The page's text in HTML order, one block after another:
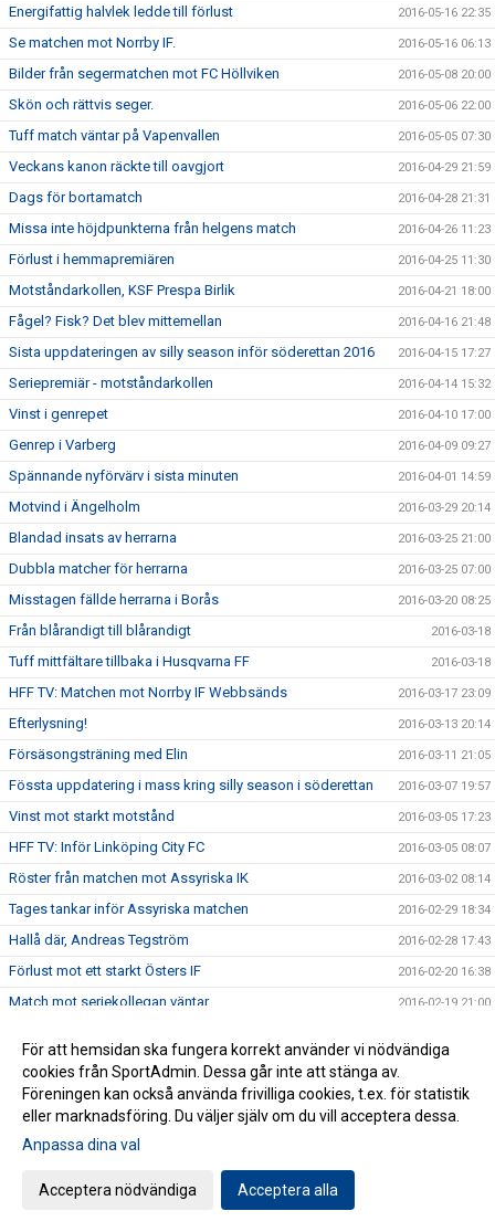
Energifattig halvlek ledde till förlust 2016-05-16 22:35
Se matchen mot Norrby IF. 2016-05-16 06:13
Bilder från segermatchen mot FC Höllviken 2016-05-08 20:00
Skön och rättvis seger. 2016-05-06 22:00
Tuff match väntar på Vapenvallen 2016-05-05 07:30
Veckans kanon räckte till oavgjort 2016-04-29 21:59
Dags för bortamatch 2016-04-28 21:31
Missa inte höjdpunkterna från helgens match 2016-04-26 11:23
Förlust i hemmapremiären 2016-04-25 11:30
Motståndarkollen, KSF Prespa Birlik 2016-04-21 18:00
Fågel? Fisk? Det blev mittemellan 2016-04-16 21:48
Sista uppdateringen av silly season inför söderettan 2016 2016-04-15 17:27
Seriepremiär - motståndarkollen 2016-04-14 15:32
Vinst i genrepet 2016-04-10 17:00
Genrep i Varberg 2016-04-09 09:27
Spännande nyförvärv i sista minuten 2016-04-01 14:59
Motvind i Ängelholm 2016-03-29 20:14
Blandad insats av herrarna 2016-03-25 21:00
Dubbla matcher för herrarna 2016-03-25 07:00
Misstagen fällde herrarna i Borås 2016-03-20 08:25
Från blårandigt till blårandigt 2016-03-18
Tuff mittfältare tillbaka i Husqvarna FF 2016-03-18
HFF TV: Matchen mot Norrby IF Webbsänds 2016-03-17 23:09
Efterlysning! 2016-03-13 20:14
Försäsongsträning med Elin 2016-03-11 21:05
Fössta uppdatering i mass kring silly season i söderettan 2016-03-07 19:57
Vinst mot starkt motstånd 2016-03-05 17:23
HFF TV: Inför Linköping City FC 2016-03-05 08:07
Röster från matchen mot Assyriska IK 2016-03-02 08:14
Tages tankar inför Assyriska matchen 2016-02-29 18:34
Hallå där, Andreas Tegström 2016-02-28 17:43
Förlust mot ett starkt Östers IF 2016-02-20 16:38
Match mot seriekollegan väntar 2016-02-19 21:00
HFF TV: Inför Matchen mot IFK Värnamo
Stabilt i första träningsmatchen 2016-02-13 09:45
Målskytt skriver på för herr 2016-02-12 14:30
HFFTV: Inför matchen mot Tenhults IF
Irfan tar över rollen som målvaktstränare
För att hemsidan ska fungera korrekt använder vi nödvändiga
cookies från SportAdmin. Dessa går inte att stänga av.
Föreningen kan också använda frivilliga cookies, t.ex. för statistik
eller marknadsföring. Du väljer själv om du vill acceptera dessa.
Anpassa dina val
Acceptera nödvändiga Acceptera alla